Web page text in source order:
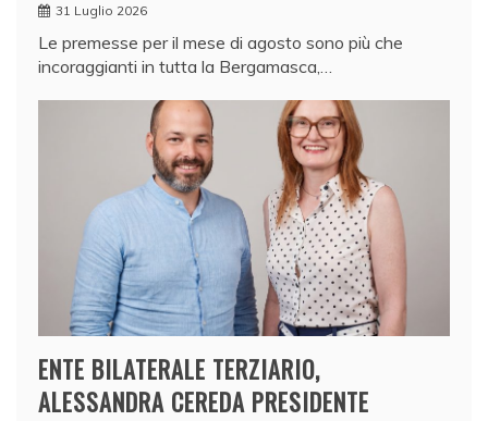
31 Luglio 2026
Le premesse per il mese di agosto sono più che
incoraggianti in tutta la Bergamasca,…
ENTE BILATERALE TERZIARIO,
ALESSANDRA CEREDA PRESIDENTE